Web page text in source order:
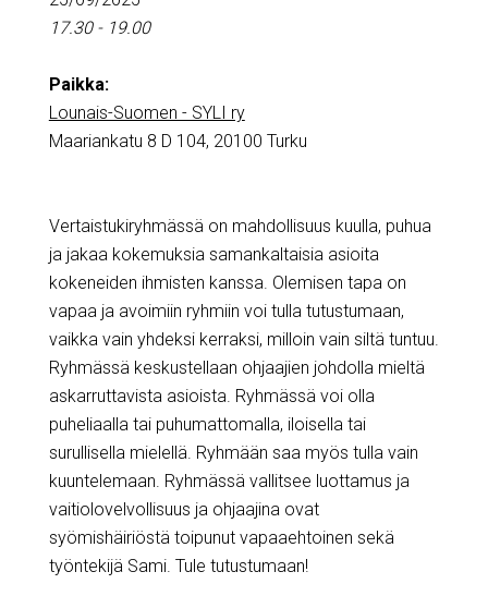
17.30 - 19.00
Paikka:
Lounais-Suomen - SYLI ry
Maariankatu 8 D 104, 20100 Turku
Vertaistukiryhmässä on mahdollisuus kuulla, puhua
ja jakaa kokemuksia samankaltaisia asioita
kokeneiden ihmisten kanssa. Olemisen tapa on
vapaa ja avoimiin ryhmiin voi tulla tutustumaan,
vaikka vain yhdeksi kerraksi, milloin vain siltä tuntuu.
Ryhmässä keskustellaan ohjaajien johdolla mieltä
askarruttavista asioista. Ryhmässä voi olla
puheliaalla tai puhumattomalla, iloisella tai
surullisella mielellä. Ryhmään saa myös tulla vain
kuuntelemaan. Ryhmässä vallitsee luottamus ja
vaitiolovelvollisuus ja ohjaajina ovat
syömishäiriöstä toipunut vapaaehtoinen sekä
työntekijä Sami. Tule tutustumaan!